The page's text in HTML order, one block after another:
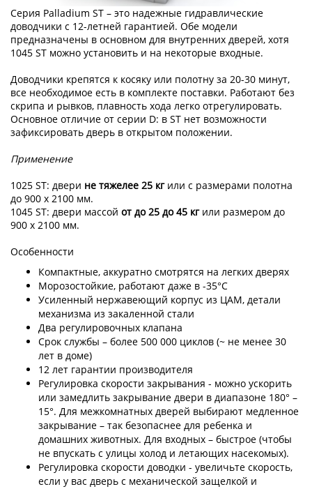
Серия Palladium ST – это надежные гидравлические
доводчики с 12-летней гарантией. Обе модели
предназначены в основном для внутренних дверей, хотя
1045 ST можно установить и на некоторые входные.
Доводчики крепятся к косяку или полотну за 20-30 минут,
все необходимое есть в комплекте поставки. Работают без
скрипа и рывков, плавность хода легко отрегулировать.
Основное отличие от серии D: в ST нет возможности
зафиксировать дверь в открытом положении.
Применение
1025 ST: двери не тяжелее 25 кгили с размерами полотна
до 900 x 2100 мм.
1045 ST: двери массой от до 25 до 45 кгили размером до
900 x 2100 мм.
Особенности
Компактные, аккуратно смотрятся на легких дверях
Морозостойкие, работают даже в -35°С
Усиленный нержавеющий корпус из ЦАМ, детали
механизма из закаленной стали
Два регулировочных клапана
Срок службы – более 500 000 циклов (~ не менее 30
лет в доме)
12 лет гарантии производителя
Регулировка скорости закрывания - можно ускорить
или замедлить закрывание двери в диапазоне 180° –
15°. Для межкомнатных дверей выбирают медленное
закрывание – так безопаснее для ребенка и
домашних животных. Для входных – быстрое (чтобы
не впускать с улицы холод и летающих насекомых).
Регулировка скорости доводки - увеличьте скорость,
если у вас дверь с механической защелкой и